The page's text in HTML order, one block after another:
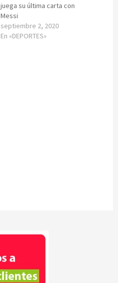
juega su última carta con
Messi
septiembre 2, 2020
En «DEPORTES»